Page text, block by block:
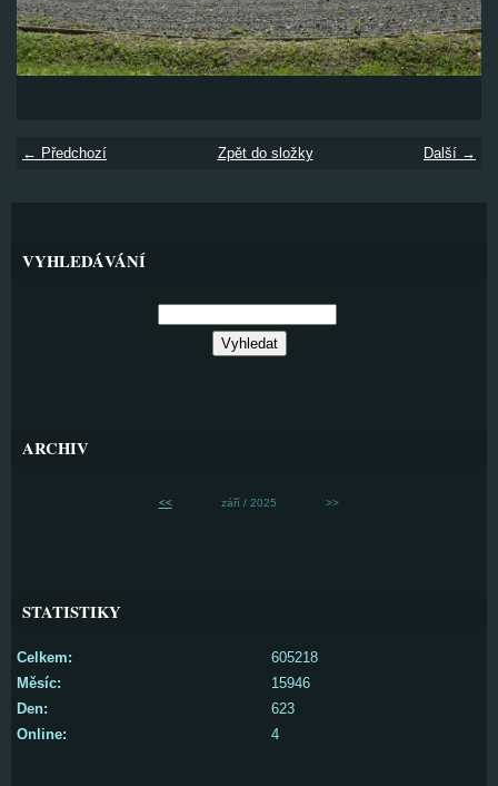
← Předchozí Další →
Zpět do složky
VYHLEDÁVÁNÍ
ARCHIV
<< září / 2025 >>
STATISTIKY
Online: 4
Celkem:
605218
Měsíc:
15946
Den:
623